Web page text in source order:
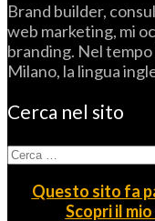
Brand builder,
web marketing, mi
branding. Nel
Milano, la lingua
Cerca nel sito
Ricerca
per:
Questo sito fa
Scopri il